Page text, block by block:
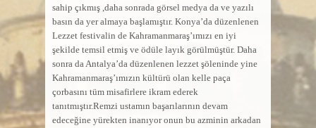
sahip çıkmış ,daha sonrada görsel medya da ve yazılı
basın da yer almaya başlamıştır. Konya’da düzenlenen
Lezzet festivalin de Kahramanmaraş’ımızı en iyi
şekilde temsil etmiş ve ödüle layık görülmüştür. Daha
sonra da Antalya’da düzenlenen lezzet şöleninde yine
Kahramanmaraş’ımızın kültürü olan kelle paça
çorbasını tüm misafirlere ikram ederek
tanıtmıştır.Remzi ustamın başarılarının devam
edeceğine yürekten inanıyor onun bu azminin arkadan